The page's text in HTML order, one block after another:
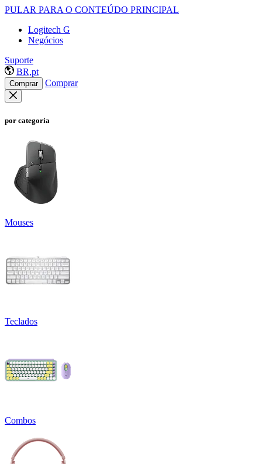
PULAR PARA O CONTEÚDO PRINCIPAL
Logitech G
Negócios
Suporte
BR,pt
Comprar Comprar
por categoria
Mouses
Teclados
Combos